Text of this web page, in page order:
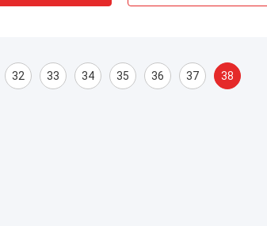
32 33 34 35 36 37 38